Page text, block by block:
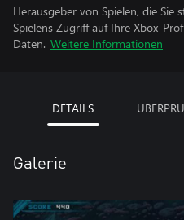
Herausgeber von Spielen, die Sie
Spielens Zugriff auf Ihre Xbox-
Daten. Weitere Informationen
DETAILS
Galerie